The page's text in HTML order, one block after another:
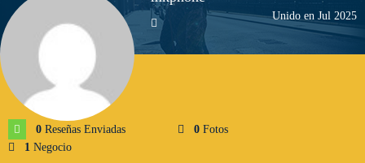
Unido en Jul 2025
0 Reseñas Enviadas 0 Fotos
1 Negocio